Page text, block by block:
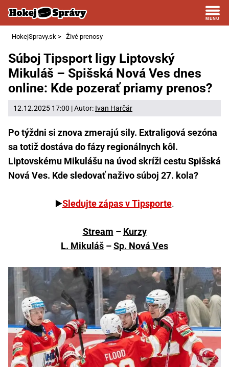
HokejSpravy.sk > Živé prenosy
Súboj Tipsport ligy Liptovský
Mikuláš – Spišská Nová Ves dnes
online: Kde pozerať priamy prenos?
12.12.2025 17:00 | Autor: Ivan Harčár
Po týždni si znova zmerajú sily. Extraligová sezóna
sa totiž dostáva do fázy regionálnych kôl.
Liptovskému Mikulášu na úvod skríži cestu Spišská
Nová Ves. Kde sledovať naživo súboj 27. kola?
▶️Sledujte zápas v Tipsporte.
Stream – Kurzy
L. Mikuláš –Sp. Nová Ves